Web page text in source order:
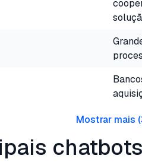
Mostrar mais (